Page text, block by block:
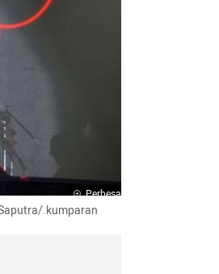
Perbesar
.kumparan